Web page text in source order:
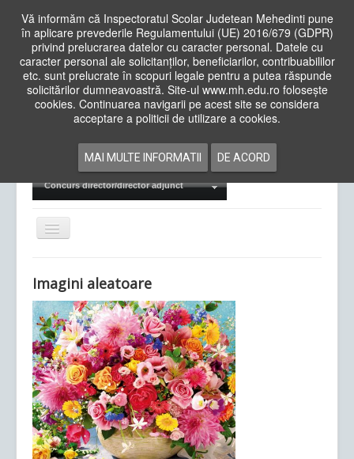
Vă informăm că Inspectoratul Scolar Judetean Mehedinti pune
în aplicare prevederile Regulamentului (UE) 2016/679 (GDPR)
privind prelucrarea datelor cu caracter personal. Datele cu
caracter personal ale solicitanților, beneficiarilor, contribuabililor
etc. sunt prelucrate în scopuri legale pentru a putea răspunde
solicitărilor dumneavoastră. Site-ul www.mh.edu.ro folosește
cookies. Continuarea navigarii pe acest site se considera
acceptare a politicii de utilizare a cookies.
MAI MULTE INFORMATII DE ACORD
Cauta
in
siteAcasa Cadre Didactice
Examene Naționale
Concurs director/director adjunct
Comută
navigarea
Ultimele articole: Vi, 04.11.2022 -Inspectoratul Școlar
Județean Mehedinți
Imagini aleatoare